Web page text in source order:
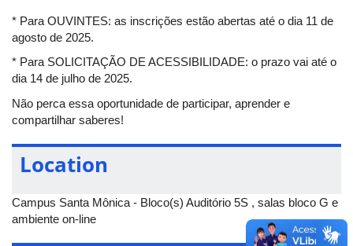
ensino de línguas (materna e/ou estrangeira). Ao final da oficina,
espera-se que os/as participantes sejam capazes de elaborar
fundamental ou ensino médio, que contenha propostas que
promovam o combate à desinformação. Especificamente,
busca-se: 1) familiarizar os/as participantes com discussões
teóricas sobre o ecossistema de desinformação e suas
práticas de desinformação vêm sendo abordadas em políticas
educacionais do contexto brasileiro e internacional e; 3) refletir
desinformação.
Data:19 de agosto de 2025
* Para OUVINTES: as inscrições estão abertas até o dia 11 de
agosto de 2025.
* Para SOLICITAÇÃO DE ACESSIBILIDADE: o prazo vai até o
dia 14 de julho de 2025.
Não perca essa oportunidade de participar, aprender e
compartilhar saberes!
Location
Campus Santa Mônica - Bloco(s) Auditório 5S , salas bloco G e
ambiente on-line